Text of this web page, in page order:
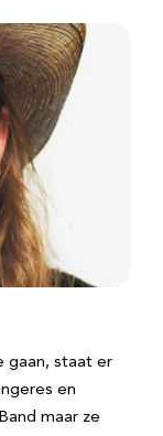
gaan, staat er
en
maar ze